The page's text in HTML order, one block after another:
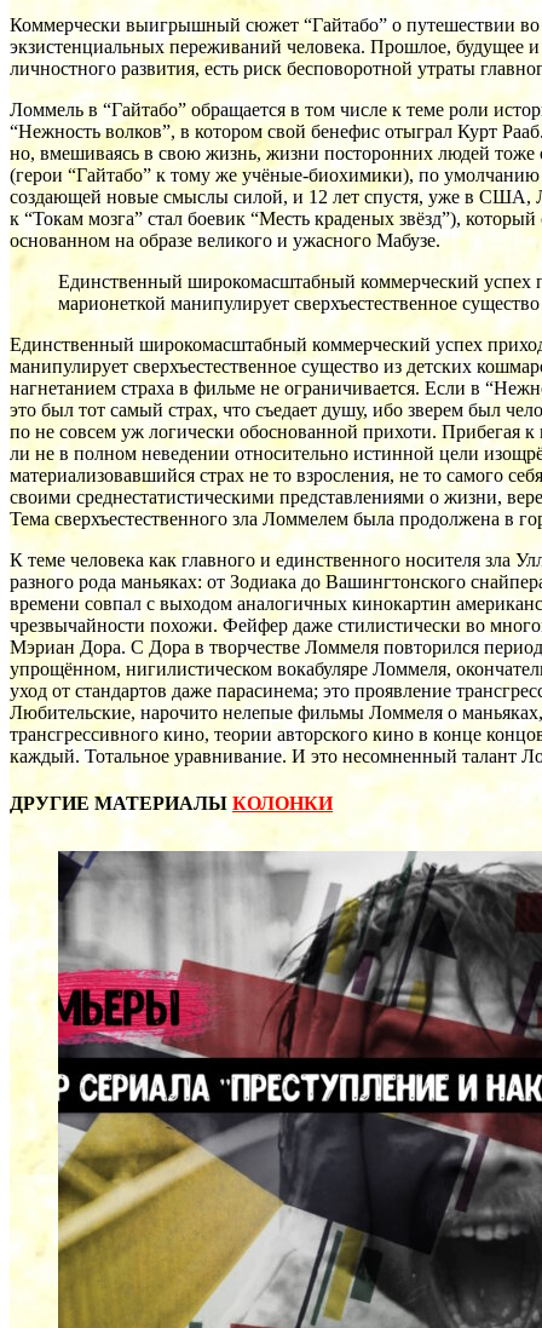
Коммерчески выигрышный сюжет “Гайтабо” о путешествии во
экзистенциальных переживаний человека. Прошлое, будущее
личностного развития, есть риск бесповоротной утраты
Ломмель в “Гайтабо” обращается в том числе к теме роли
“Нежность волков”, в котором свой бенефис отыграл Курт
но, вмешиваясь в свою жизнь, жизни посторонних людей тоже
(герои “Гайтабо” к тому же учёные-биохимики), по
создающей новые смыслы силой, и 12 лет спустя, уже в США,
к “Токам мозга” стал боевик “Месть краденых звёзд”),
основанном на образе великого и ужасного Мабузе.
Единственный широкомасштабный коммерческий успех
марионеткой манипулирует сверхъестественное
Единственный широкомасштабный коммерческий успех
манипулирует сверхъестественное существо из детских
нагнетанием страха в фильме не ограничивается. Если в
это был тот самый страх, что съедает душу, ибо зверем был
по не совсем уж логически обоснованной прихоти. Прибегая
ли не в полном неведении относительно истинной цели
материализовавшийся страх не то взросления, не то самого
своими среднестатистическими представлениями о жизни,
Тема сверхъестественного зла Ломмелем была продолжена в
К теме человека как главного и единственного носителя зла
разного рода маньяках: от Зодиака до Вашингтонского
времени совпал с выходом аналогичных кинокартин
чрезвычайности похожи. Фейфер даже стилистически во
Мэриан Дора. С Дора в творчестве Ломмеля повторился
упрощённом, нигилистическом вокабуляре Ломмеля,
уход от стандартов даже парасинема; это проявление
Любительские, нарочито нелепые фильмы Ломмеля о
трансгрессивного кино, теории авторского кино в конце
каждый. Тотальное уравнивание. И это несомненный талант
ДРУГИЕ МАТЕРИАЛЫ КОЛОНКИ